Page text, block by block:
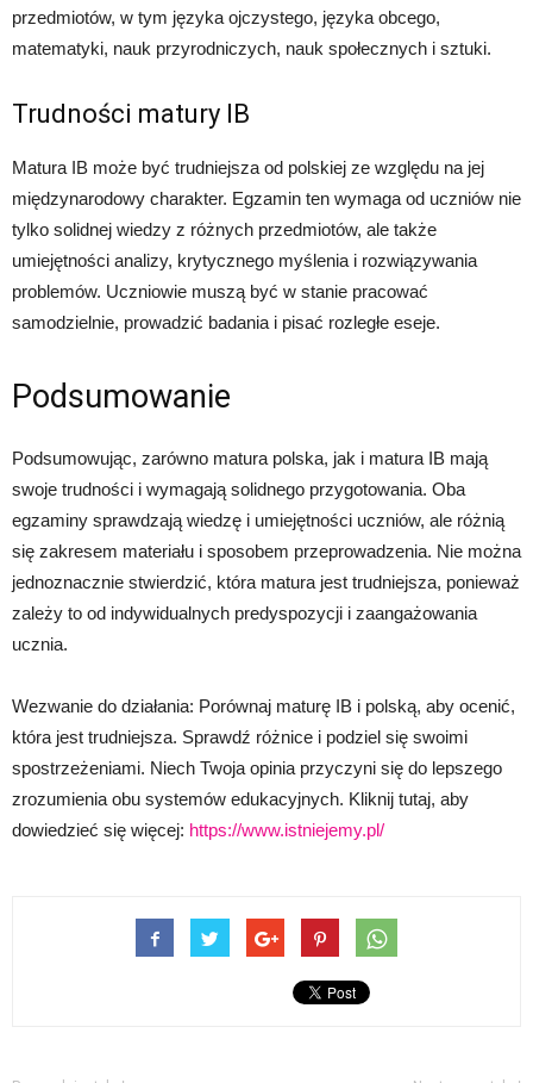
przedmiotów, w tym języka ojczystego, języka obcego,
matematyki, nauk przyrodniczych, nauk społecznych i sztuki.
Trudności matury IB
Matura IB może być trudniejsza od polskiej ze względu na jej
międzynarodowy charakter. Egzamin ten wymaga od uczniów nie
tylko solidnej wiedzy z różnych przedmiotów, ale także
umiejętności analizy, krytycznego myślenia i rozwiązywania
problemów. Uczniowie muszą być w stanie pracować
samodzielnie, prowadzić badania i pisać rozległe eseje.
Podsumowanie
Podsumowując, zarówno matura polska, jak i matura IB mają
swoje trudności i wymagają solidnego przygotowania. Oba
egzaminy sprawdzają wiedzę i umiejętności uczniów, ale różnią
się zakresem materiału i sposobem przeprowadzenia. Nie można
jednoznacznie stwierdzić, która matura jest trudniejsza, ponieważ
zależy to od indywidualnych predyspozycji i zaangażowania
ucznia.
Wezwanie do działania: Porównaj maturę IB i polską, aby ocenić,
która jest trudniejsza. Sprawdź różnice i podziel się swoimi
spostrzeżeniami. Niech Twoja opinia przyczyni się do lepszego
zrozumienia obu systemów edukacyjnych. Kliknij tutaj, aby
dowiedzieć się więcej: https://www.istniejemy.pl/